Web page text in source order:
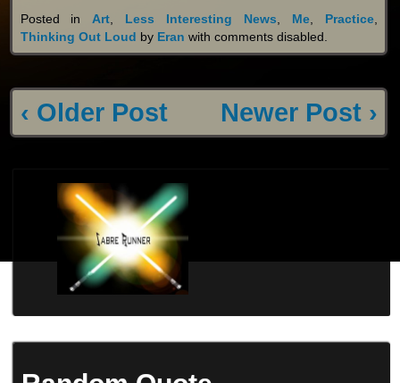
Posted in Art Less Interesting News Me Practice,
Thinking Out Loud by Eran with comments disabled
‹ Older Post Newer Post ›